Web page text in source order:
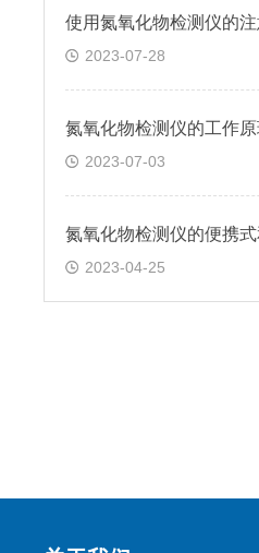
2023-07-28
2023-07-03
2023-04-25